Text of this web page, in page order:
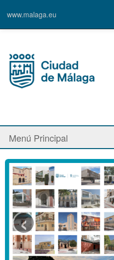
www.malaga.eu
Menú Principal
Quiénes somos
Nuestras bibliotecas
Servicios
Secciones/Orientate
Busca tu libro
‹